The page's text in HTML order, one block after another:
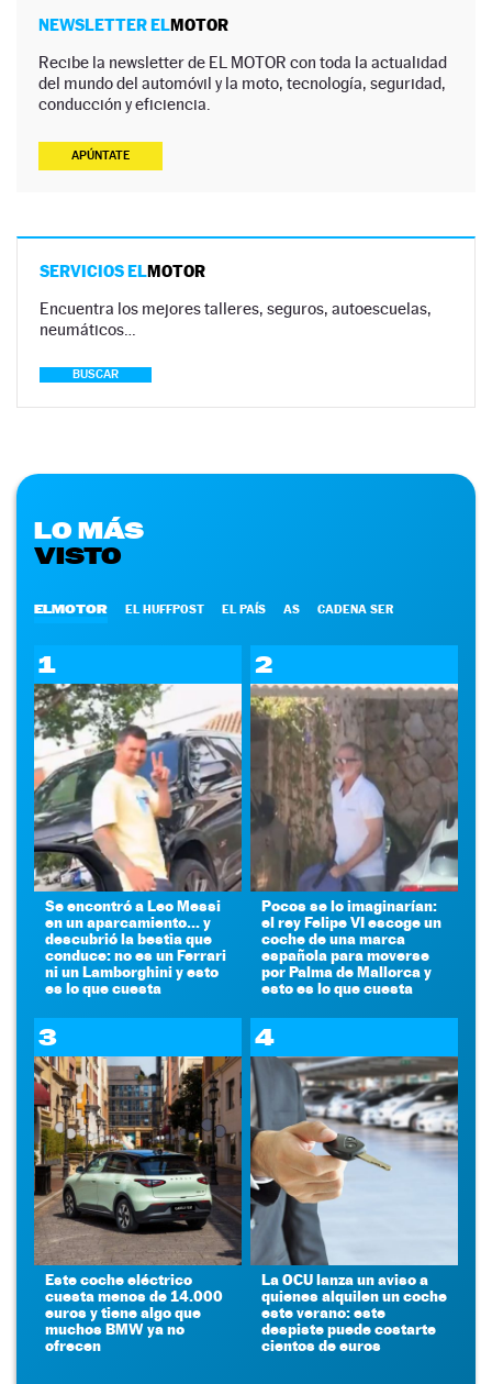
NEWSLETTER ELMOTOR
Recibe la newsletter de EL MOTOR con toda la actualidad
del mundo del automóvil y la moto, tecnología, seguridad,
conducción y eficiencia.
APÚNTATE
SERVICIOS ELMOTOR
Encuentra los mejores talleres, seguros, autoescuelas,
neumáticos…
BUSCAR
LO MÁS
VISTO
ELMOTOR EL HUFFPOST EL PAÍS AS CADENA SER
1
Se encontró a Leo Messi
en un aparcamiento... y
descubrió la bestia que
conduce: no es un Ferrari
ni un Lamborghini y esto
es lo que cuesta
2
Pocos se lo imaginarían:
el rey Felipe VI escoge un
coche de una marca
española para moverse
por Palma de Mallorca y
esto es lo que cuesta
3
Este coche eléctrico
cuesta menos de 14.000
euros y tiene algo que
muchos BMW ya no
ofrecen
4
La OCU lanza un aviso a
quienes alquilen un coche
este verano: este
despiste puede costarte
cientos de euros